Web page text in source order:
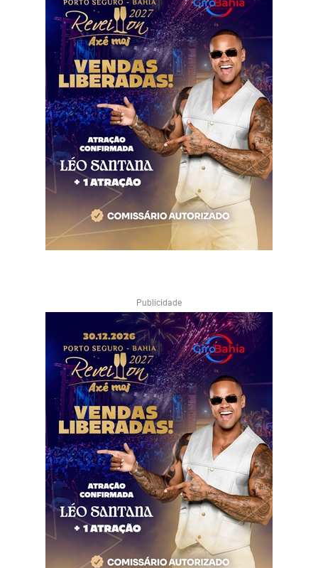
Publicidade